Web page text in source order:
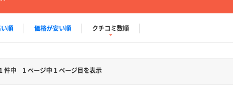
順 価格が安い順 クチコミ数順
件中 1 ページ中 1 ページ目を表示